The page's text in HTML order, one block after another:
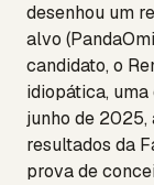
desenhou um
alvo
candidato, o
idiopática,
junho de
resultados da
prova de